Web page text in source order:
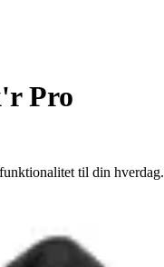
Pro
til din hverdag.